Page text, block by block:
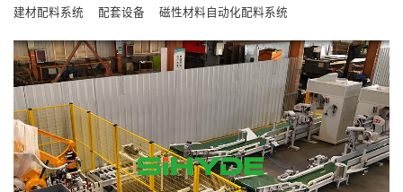
建材配料系统
配套设备 磁性材料自动化配料系统